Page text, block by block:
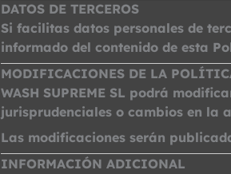
DATOS DE TERCEROS
Si facilitas datos personales de
informado del contenido de esta
MODIFICACIONES DE LA
WASH SUPREME SL podrá
jurisprudenciales o cambios en la
Las modificaciones serán
INFORMACIÓN ADICIONAL